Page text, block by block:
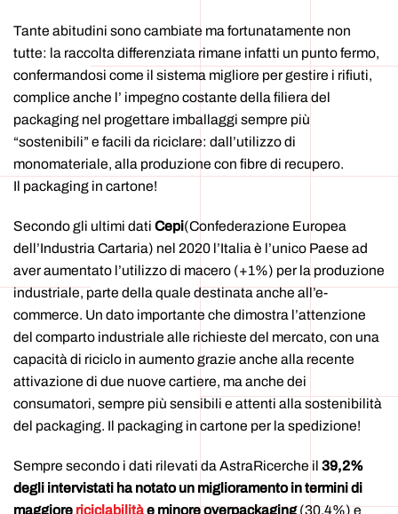
Tante abitudini sono cambiate ma fortunatamente non
tutte: la raccolta differenziata rimane infatti un punto fermo,
confermandosi come il sistema migliore per gestire i rifiuti,
complice anche l’ impegno costante della filiera del
packaging nel progettare imballaggi sempre più
“sostenibili” e facili da riciclare: dall’utilizzo di
monomateriale, alla produzione con fibre di recupero.
Il packaging in cartone!
Secondo gli ultimi dati Cepi(Confederazione Europea
dell’Industria Cartaria) nel 2020 l’Italia è l’unico Paese ad
aver aumentato l’utilizzo di macero (+1%) per la produzione
industriale, parte della quale destinata anche all’e-
commerce. Un dato importante che dimostra l’attenzione
del comparto industriale alle richieste del mercato, con una
capacità di riciclo in aumento grazie anche alla recente
attivazione di due nuove cartiere, ma anche dei
consumatori, sempre più sensibili e attenti alla sostenibilità
del packaging. Il packaging in cartone per la spedizione!
Sempre secondo i dati rilevati da AstraRicerche il 39,2%
degli intervistati ha notato un miglioramento in termini di
maggiore riciclabilitàe minore overpackaging(30,4%) e